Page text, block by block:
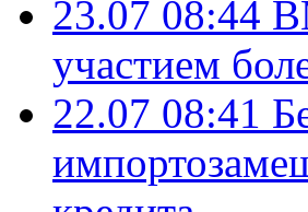
23.07 08:44
участием
22.07 08:41